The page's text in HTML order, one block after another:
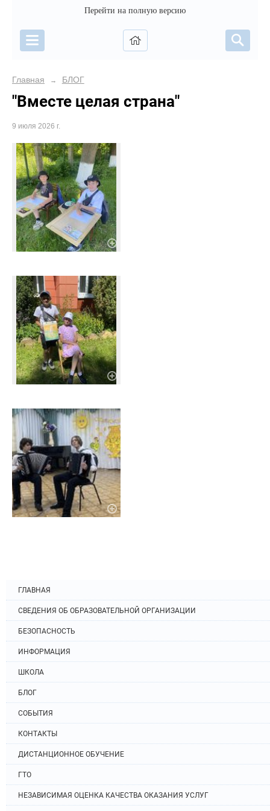
Перейти на полную версию
Главная → БЛОГ
"Вместе целая страна"
9 июля 2026 г.
ГЛАВНАЯ
СВЕДЕНИЯ ОБ ОБРАЗОВАТЕЛЬНОЙ ОРГАНИЗАЦИИ
БЕЗОПАСНОСТЬ
ИНФОРМАЦИЯ
ШКОЛА
БЛОГ
СОБЫТИЯ
КОНТАКТЫ
ДИСТАНЦИОННОЕ ОБУЧЕНИЕ
ГТО
НЕЗАВИСИМАЯ ОЦЕНКА КАЧЕСТВА ОКАЗАНИЯ УСЛУГ